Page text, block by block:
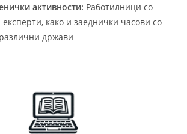
активности: Работилници со
како и заеднички часови со
држави